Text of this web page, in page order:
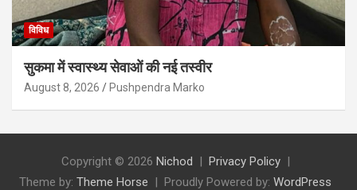
विविध
सुकमा में स्वास्थ्य सेवाओं की नई तस्वीर
August 8, 2026 Pushpendra Marko
Copyright © 2026 Nichod
Privacy Policy
Theme by: Theme Horse Proudly Powered by: WordPress